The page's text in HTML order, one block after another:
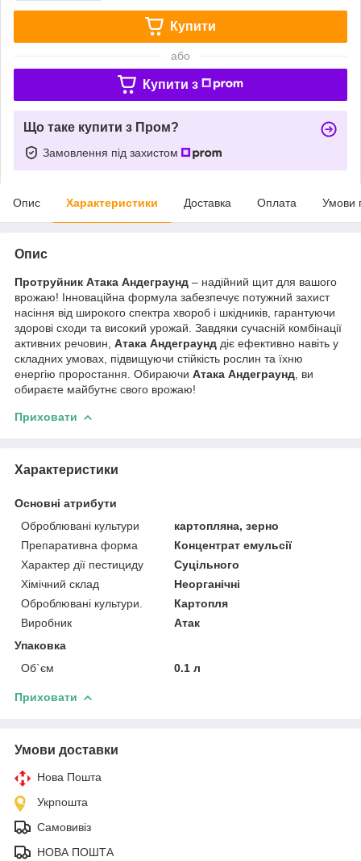
Купити
або
Купити з
Що таке купити з Пром?
Замовлення під захистом
Опис Характеристики Доставка Оплата Умови
Опис
Протруйник Атака Андеграунд – надійний щит для вашого
врожаю! Інноваційна формула забезпечує потужний захист
насіння від широкого спектра хвороб і шкідників, гарантуючи
здорові сходи та високий урожай. Завдяки сучасній комбінації
активних речовин, Атака Андеграунд діє ефективно навіть у
складних умовах, підвищуючи стійкість рослин та їхню
енергію проростання. Обираючи Атака Андеграунд , ви
обираєте майбутнє свого врожаю!
Приховати
Характеристики
Основні атрибути
Оброблювані культури
картопляна, зерно
Препаративна форма
Концентрат емульсії
Характер дії пестициду
Суцільного
Хімічний склад
Неорганічні
Оброблювані культури.
Картопля
Виробник
Атак
Упаковка
Об`єм
0.1 л
Приховати
Умови доставки
Нова Пошта
Укрпошта
Самовивіз
НОВА ПОШТА